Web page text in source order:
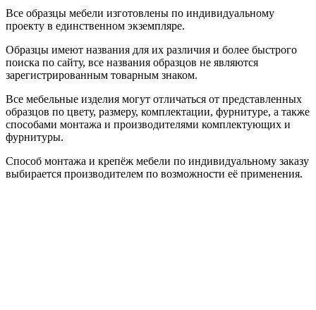
Все образцы мебели изготовлены по индивидуальному
проекту в единственном экземпляре.
Образцы имеют названия для их различия и более быстрого
поиска по сайту, все названия образцов не являются
зарегистрированным товарным знаком.
Все мебельные изделия могут отличаться от представленных
образцов по цвету, размеру, комплектации, фурнитуре, а также
способами монтажа и производителями комплектующих и
фурнитуры.
Способ монтажа и крепёж мебели по индивидуальному заказу
выбирается производителем по возможности её применения.